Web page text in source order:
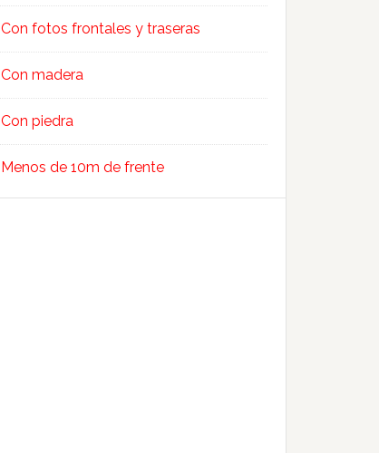
Con fotos frontales y traseras
Con madera
Con piedra
Menos de 10m de frente